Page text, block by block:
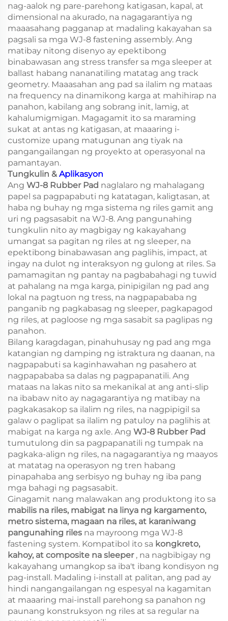
nag-aalok ng pare-parehong katigasan, kapal, at
dimensional na akurado, na nagagarantiya ng
maaasahang pagganap at madaling kakayahan sa
pagsali sa mga WJ-8 fastening assembly. Ang
matibay nitong disenyo ay epektibong
binabawasan ang stress transfer sa mga sleeper at
ballast habang nananatiling matatag ang track
geometry. Maaasahan ang pad sa ilalim ng mataas
na frequency na dinamikong karga at mahihirap na
panahon, kabilang ang sobrang init, lamig, at
kahalumigmigan. Magagamit ito sa maraming
sukat at antas ng katigasan, at maaaring i-
customize upang matugunan ang tiyak na
pangangailangan ng proyekto at operasyonal na
pamantayan.
Tungkulin & Aplikasyon
Ang WJ-8 Rubber Pad naglalaro ng mahalagang
papel sa pagpapabuti ng katatagan, kaligtasan, at
haba ng buhay ng mga sistema ng riles gamit ang
uri ng pagsasabit na WJ-8. Ang pangunahing
tungkulin nito ay magbigay ng kakayahang
umangat sa pagitan ng riles at ng sleeper, na
epektibong binabawasan ang paglihis, impact, at
ingay na dulot ng interaksyon ng gulong at riles. Sa
pamamagitan ng pantay na pagbabahagi ng tuwid
at pahalang na mga karga, pinipigilan ng pad ang
lokal na pagtuon ng tress, na nagpapababa ng
panganib ng pagkabasag ng sleeper, pagkapagod
ng riles, at pagloose ng mga sasabit sa paglipas ng
panahon.
Bilang karagdagan, pinahuhusay ng pad ang mga
katangian ng damping ng istraktura ng daanan, na
nagpapabuti sa kaginhawahan ng pasahero at
nagpapababa sa dalas ng pagpapanatili. Ang
mataas na lakas nito sa mekanikal at ang anti-slip
na ibabaw nito ay nagagarantiya ng matibay na
pagkakasakop sa ilalim ng riles, na nagpipigil sa
galaw o paglipat sa ilalim ng patuloy na paglihis at
mabigat na karga ng axle. Ang WJ-8 Rubber Pad
tumutulong din sa pagpapanatili ng tumpak na
pagkaka-align ng riles, na nagagarantiya ng maayos
at matatag na operasyon ng tren habang
pinapahaba ang serbisyo ng buhay ng iba pang
mga bahagi ng pagsasabit.
Ginagamit nang malawakan ang produktong ito sa
mabilis na riles, mabigat na linya ng kargamento,
metro sistema, magaan na riles, at karaniwang
pangunahing riles na mayroong mga WJ-8
fastening system. Kompatibol ito sa kongkreto,
kahoy, at composite na sleeper , na nagbibigay ng
kakayahang umangkop sa iba't ibang kondisyon ng
pag-install. Madaling i-install at palitan, ang pad ay
hindi nangangailangan ng espesyal na kagamitan
at maaaring mai-install parehong sa panahon ng
paunang konstruksyon ng riles at sa regular na